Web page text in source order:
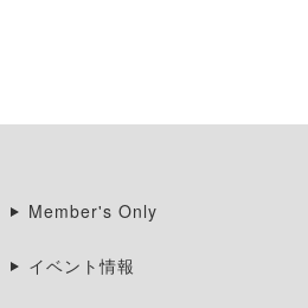
Member's Only
イベント情報